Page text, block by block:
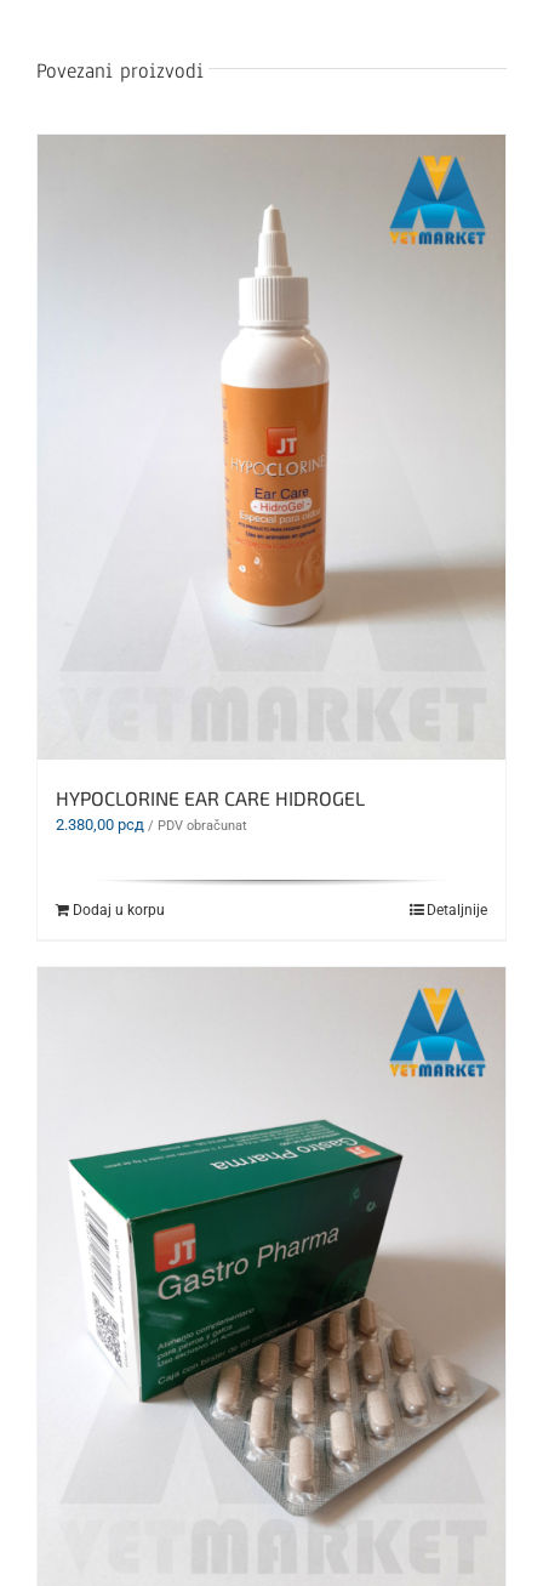
Povezani proizvodi
HYPOCLORINE EAR CARE HIDROGEL
2.380,00 рсд / PDV obračunat
Dodaj u korpu Detaljnije